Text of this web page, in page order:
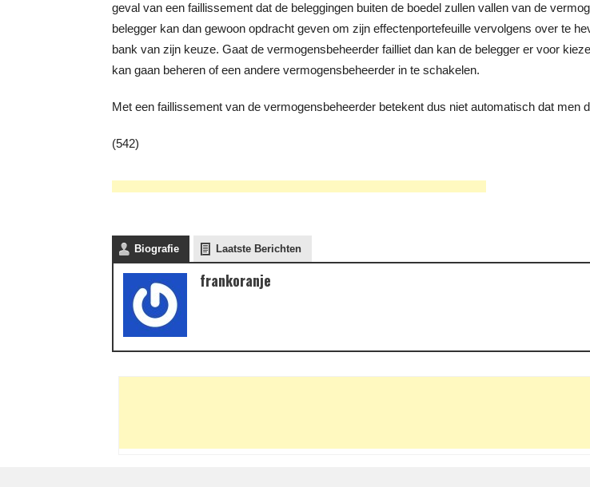
geval van een faillissement dat de beleggingen buiten de boedel zullen vallen van de
belegger kan dan gewoon opdracht geven om zijn effectenportefeuille vervolgens over te
bank van zijn keuze. Gaat de vermogensbeheerder failliet dan kan de belegger er voor
kan gaan beheren of een andere vermogensbeheerder in te schakelen.
Met een faillissement van de vermogensbeheerder betekent dus niet automatisch dat men
(542)
Biografie Laatste Berichten
frankoranje